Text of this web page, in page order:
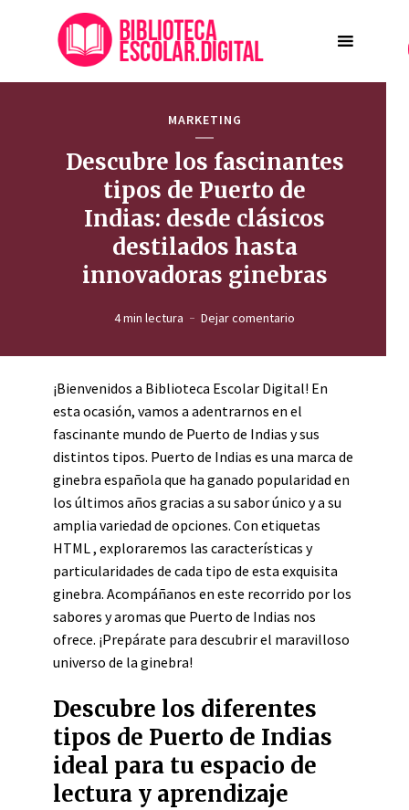
MARKETING
Descubre los fascinantes
tipos de Puerto de
Indias: desde clásicos
destilados hasta
innovadoras ginebras
4 min lectura Dejar comentario
¡Bienvenidos a Biblioteca Escolar Digital! En
esta ocasión, vamos a adentrarnos en el
fascinante mundo de Puerto de Indias y sus
distintos tipos. Puerto de Indias es una marca de
ginebra española que ha ganado popularidad en
los últimos años gracias a su sabor único y a su
amplia variedad de opciones. Con etiquetas
HTML, exploraremos las características y
particularidades de cada tipo de esta exquisita
ginebra. Acompáñanos en este recorrido por los
sabores y aromas que Puerto de Indias nos
ofrece. ¡Prepárate para descubrir el maravilloso
universo de la ginebra!
Descubre los diferentes
tipos de Puerto de Indias
ideal para tu espacio de
lectura y aprendizaje